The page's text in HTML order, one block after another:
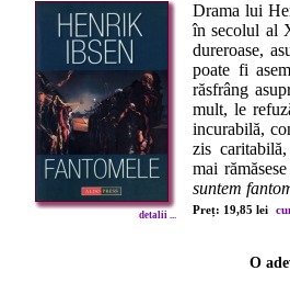
detalii ...
Drama lui
în secolul al
dureroase,
poate fi
răsfrâng
mult, le
incurabilă,
zis
mai
suntem
Preț: 19,85 lei
O